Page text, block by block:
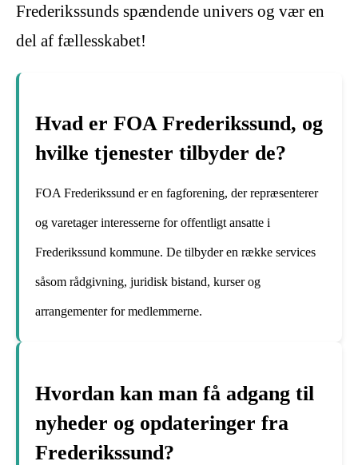
Frederikssunds spændende univers og vær en
del af fællesskabet!
Hvad er FOA Frederikssund, og
hvilke tjenester tilbyder de?
FOA Frederikssund er en fagforening, der repræsenterer
og varetager interesserne for offentligt ansatte i
Frederikssund kommune. De tilbyder en række services
såsom rådgivning, juridisk bistand, kurser og
arrangementer for medlemmerne.
Hvordan kan man få adgang til
nyheder og opdateringer fra
Frederikssund?